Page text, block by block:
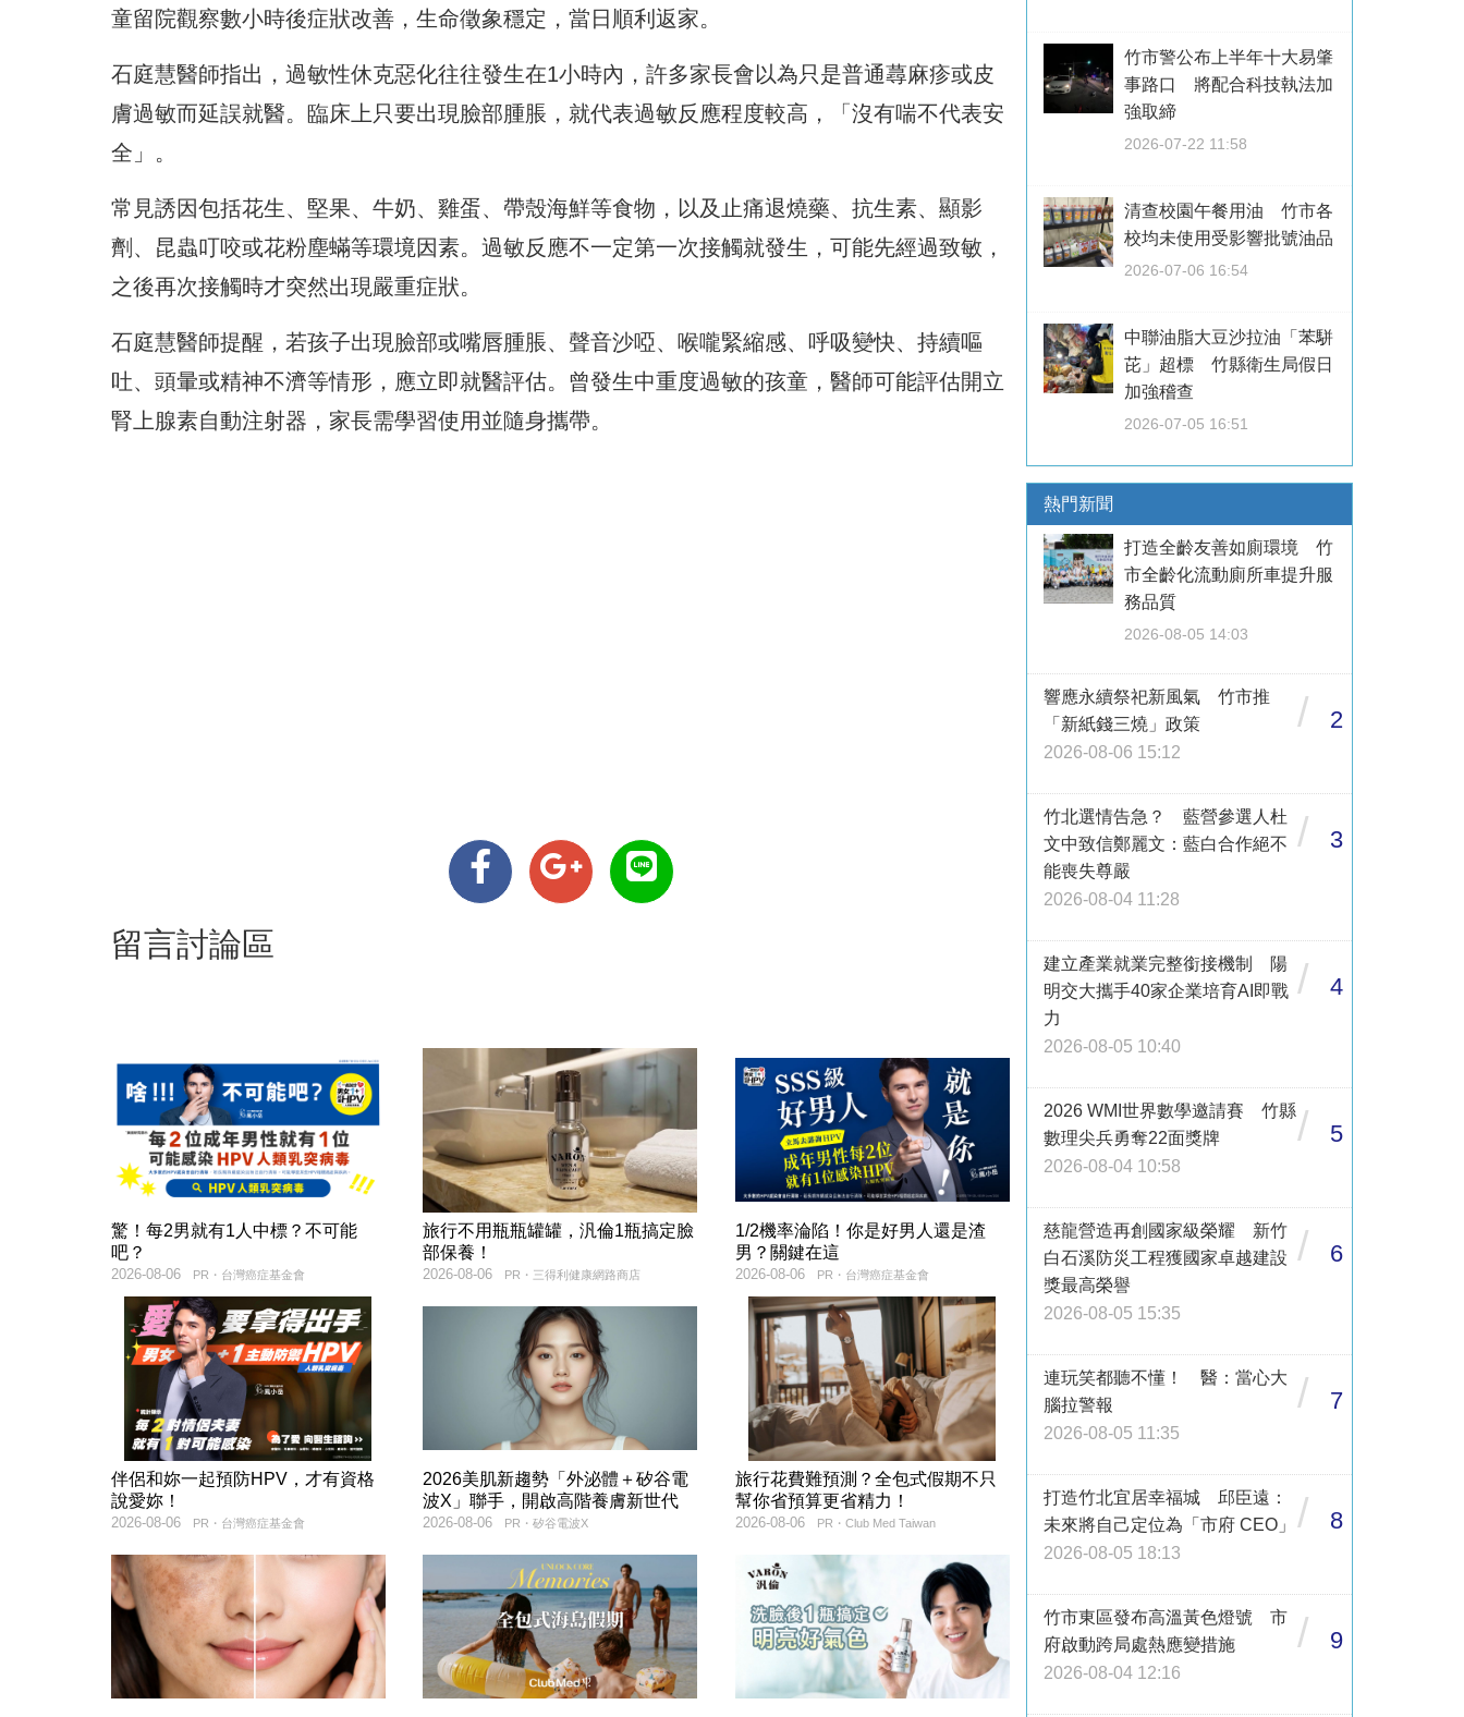
童留院觀察數小時後症狀改善，生命徵象穩定，當日順利返家。
石庭慧醫師指出，過敏性休克惡化往往發生在1小時內，許多家長會以為只是普通蕁麻疹或皮
膚過敏而延誤就醫。臨床上只要出現臉部腫脹，就代表過敏反應程度較高，「沒有喘不代表安
全」。
常見誘因包括花生、堅果、牛奶、雞蛋、帶殼海鮮等食物，以及止痛退燒藥、抗生素、顯影
劑、昆蟲叮咬或花粉塵蟎等環境因素。過敏反應不一定第一次接觸就發生，可能先經過致敏，
之後再次接觸時才突然出現嚴重症狀。
石庭慧醫師提醒，若孩子出現臉部或嘴唇腫脹、聲音沙啞、喉嚨緊縮感、呼吸變快、持續嘔
吐、頭暈或精神不濟等情形，應立即就醫評估。曾發生中重度過敏的孩童，醫師可能評估開立
腎上腺素自動注射器，家長需學習使用並隨身攜帶。
留言討論區
驚！每2男就有1人中標？不可能
吧？
PR・台灣癌症基金會
2026-08-06
旅行不用瓶瓶罐罐，汎倫1瓶搞定臉
部保養！
PR・三得利健康網路商店
2026-08-06
1/2機率淪陷！你是好男人還是渣
男？關鍵在這
PR・台灣癌症基金會
2026-08-06
伴侶和妳一起預防HPV，才有資格
說愛妳！
PR・台灣癌症基金會
2026-08-06
2026美肌新趨勢「外泌體＋矽谷電
波X」聯手，開啟高階養膚新世代
PR・矽谷電波X
2026-08-06
旅行花費難預測？全包式假期不只
幫你省預算更省精力！
PR・Club Med Taiwan
2026-08-06
竹市警公布上半年十大易肇
事路口 將配合科技執法加
強取締
2026-07-22 11:58
清查校園午餐用油 竹市各
校均未使用受影響批號油品
2026-07-06 16:54
中聯油脂大豆沙拉油「苯駢
芘」超標 竹縣衛生局假日
加強稽查
2026-07-05 16:51
熱門新聞
打造全齡友善如廁環境 竹
市全齡化流動廁所車提升服
務品質
2026-08-05 14:03
響應永續祭祀新風氣 竹市推
「新紙錢三燒」政策
2026-08-06 15:12
/ 2
竹北選情告急？ 藍營參選人杜
文中致信鄭麗文：藍白合作絕不
能喪失尊嚴
2026-08-04 11:28
/ 3
建立產業就業完整銜接機制 陽
明交大攜手40家企業培育AI即戰
力
2026-08-05 10:40
/ 4
2026 WMI世界數學邀請賽 竹縣
數理尖兵勇奪22面獎牌
2026-08-04 10:58
/ 5
慈龍營造再創國家級榮耀 新竹
白石溪防災工程獲國家卓越建設
獎最高榮譽
2026-08-05 15:35
/ 6
連玩笑都聽不懂！ 醫：當心大
腦拉警報
2026-08-05 11:35
/ 7
打造竹北宜居幸福城 邱臣遠：
未來將自己定位為「市府 CEO」
2026-08-05 18:13
/ 8
竹市東區發布高溫黃色燈號 市
府啟動跨局處熱應變措施
2026-08-04 12:16
/ 9